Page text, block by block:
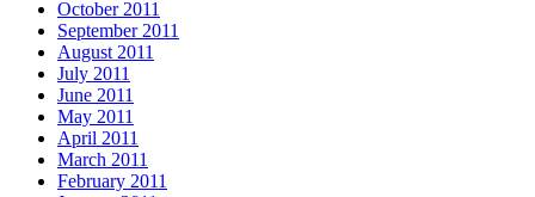
October 2011
September 2011
August 2011
July 2011
June 2011
May 2011
April 2011
March 2011
February 2011